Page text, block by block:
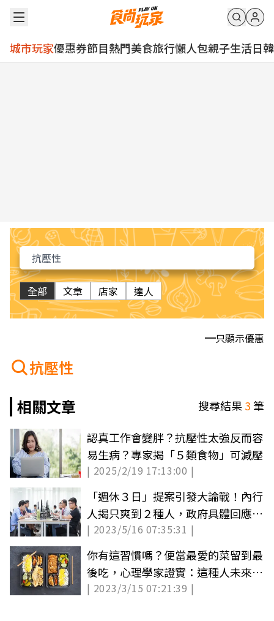
城市玩家優惠券節目熱門美食旅行懶人包親子生活日韓
全部 文章 店家 達人
只顯示優惠
抗壓性
相關文章
搜尋結果3筆
認真工作會變胖？抗壓性太強反而容
易生病？專家揭「５類食物」可減壓
| 2025/2/19 17:13:00 |
「週休３日」提案引發大論戰！內行
人揭只爽到２種人，政府具體回應時
間點曝
| 2023/5/16 07:35:31 |
你有這習慣嗎？便當最愛的菜留到最
後吃，心理學家證實：這種人未來會
變這樣
| 2023/3/15 07:21:39 |